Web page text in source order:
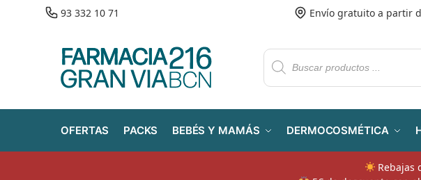
93 332 10 71 Envío gratuito a partir
OFERTAS PACKS BEBÉS Y MAMÁS DERMOCOSMÉTICA
Rebajas